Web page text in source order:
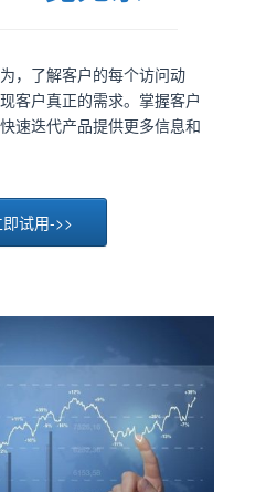
，了解客户的每个访问动
客户真正的需求。掌握客户
速迭代产品提供更多信息和
即试用->>